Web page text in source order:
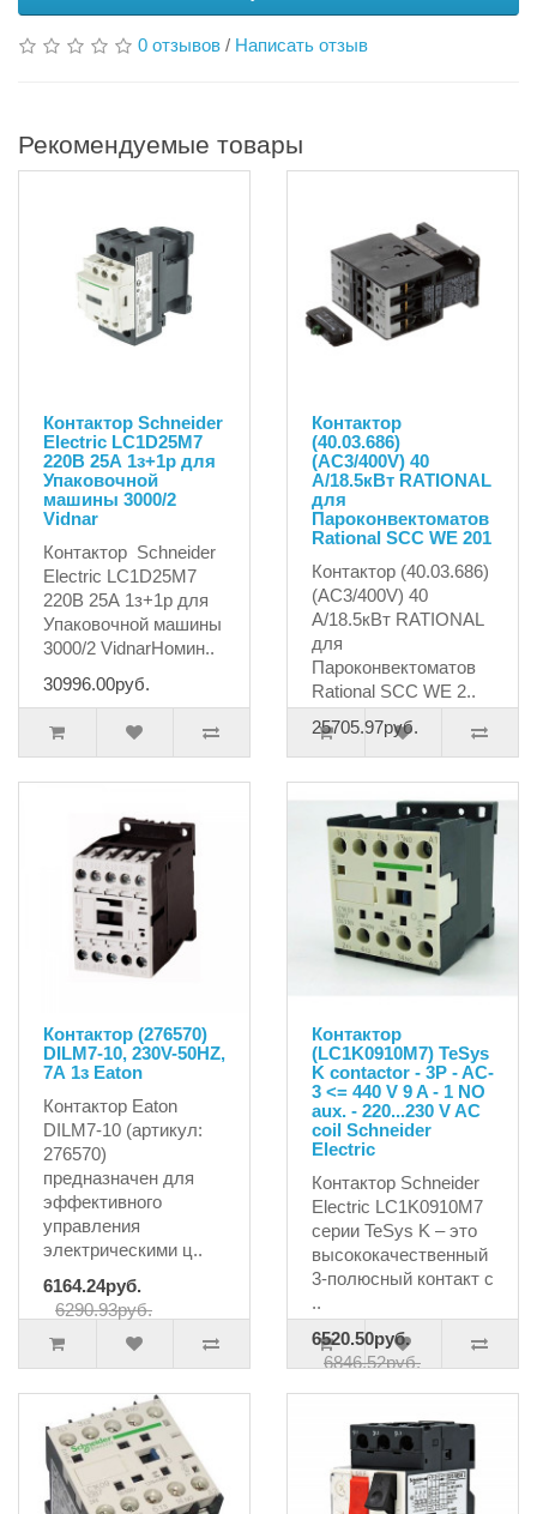
0 отзывов / Написать отзыв
Рекомендуемые товары
Контактор Schneider
Electric LC1D25M7
220В 25А 1з+1р для
Упаковочной
машины 3000/2
Vidnar
Контактор Schneider
Electric LC1D25M7
220В 25А 1з+1р для
Упаковочной машины
3000/2 VidnarНомин..
30996.00руб.
Контактор
(40.03.686)
(AC3/400V) 40
A/18.5кВт RATIONAL
для
Пароконвектоматов
Rational SCC WE 201
Контактор (40.03.686)
(AC3/400V) 40
A/18.5кВт RATIONAL
для
Пароконвектоматов
Rational SCC WE 2..
25705.97руб.
Контактор (276570)
DILM7-10, 230V-50HZ,
7А 1з Eaton
Контактор Eaton
DILM7-10 (артикул:
276570)
предназначен для
эффективного
управления
электрическими ц..
6164.24руб.
6290.93руб.
Контактор
(LC1K0910M7) TeSys
K contactor - 3P - AC-
3 <= 440 V 9 A - 1 NO
aux. - 220...230 V AC
coil Schneider
Electric
Контактор Schneider
Electric LC1K0910M7
серии TeSys K – это
высококачественный
3-полюсный контакт с
..
6520.50руб.
6846.52руб.